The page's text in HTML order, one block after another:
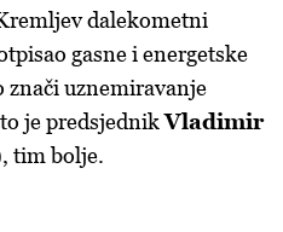
dalekometni
gasne i energetske
znači uznemiravanje
je predsjednikVladimir
tim bolje.